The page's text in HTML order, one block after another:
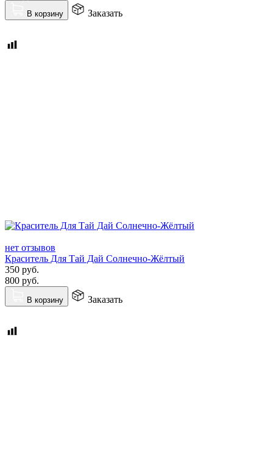
В корзину Заказать
нет отзывов
Краситель Для Тай Дай Солнечно-Жёлтый
350 руб.
800 руб.
В корзину Заказать